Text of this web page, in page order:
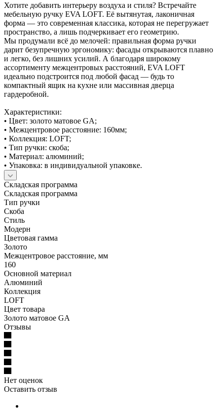
Хотите добавить интерьеру воздуха и стиля? Встречайте
мебельную ручку EVA LOFT. Её вытянутая, лаконичная
форма — это современная классика, которая не перегружает
пространство, а лишь подчеркивает его геометрию.
Мы продумали всё до мелочей: правильная форма ручки
дарит безупречную эргономику: фасады открываются плавно
и легко, без лишних усилий. А благодаря широкому
ассортименту межцентровых расстояний, EVA LOFT
идеально подстроится под любой фасад — будь то
компактный ящик на кухне или массивная дверца
гардеробной.
Характеристики:
• Цвет: золото матовое GA;
• Межцентровое расстояние: 160мм;
• Коллекция: LOFT;
• Тип ручки: скоба;
• Материал: алюминий;
• Упаковка: в индивидуальной упаковке.
Складская программа
Складская программа
Тип ручки
Скоба
Стиль
Модерн
Цветовая гамма
Золото
Межцентровое расстояние, мм
160
Основной материал
Алюминий
Коллекция
LOFT
Цвет товара
Золото матовое GA
Отзывы
Нет оценок
Оставить отзыв